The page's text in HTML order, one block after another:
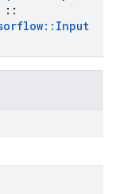
::
:: Input